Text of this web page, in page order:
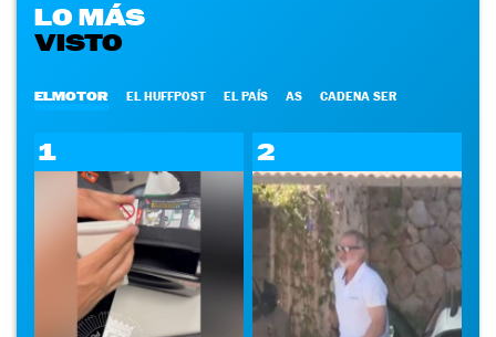
LO MÁS
VISTO
ELMOTOR EL HUFFPOST EL PAÍS AS CADENA SER
1 2